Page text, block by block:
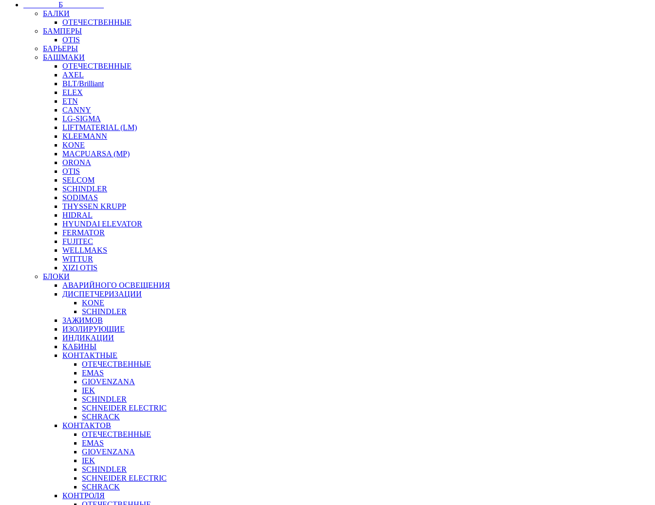
⠀⠀⠀⠀⠀⠀Б⠀⠀⠀⠀⠀⠀⠀
БАЛКИ
ОТЕЧЕСТВЕННЫЕ
БАМПЕРЫ
OTIS
БАРЬЕРЫ
БАШМАКИ
ОТЕЧЕСТВЕННЫЕ
AXEL
BLT/Brilliant
ELEX
ETN
CANNY
LG-SIGMA
LIFTMATERIAL (LM)
KLEEMANN
KONE
MACPUARSA (MP)
ORONA
OTIS
SELCOM
SCHINDLER
SODIMAS
THYSSEN KRUPP
HIDRAL
HYUNDAI ELEVATOR
FERMATOR
FUJITEC
WELLMAKS
WITTUR
XIZI OTIS
БЛОКИ
АВАРИЙНОГО ОСВЕЩЕНИЯ
ДИСПЕТЧЕРИЗАЦИИ
KONE
SCHINDLER
ЗАЖИМОВ
ИЗОЛИРУЮЩИЕ
ИНДИКАЦИИ
КАБИНЫ
КОНТАКТНЫЕ
ОТЕЧЕСТВЕННЫЕ
EMAS
GIOVENZANA
IEK
SCHINDLER
SCHNEIDER ELECTRIC
SCHRACK
КОНТАКТОВ
ОТЕЧЕСТВЕННЫЕ
EMAS
GIOVENZANA
IEK
SCHINDLER
SCHNEIDER ELECTRIC
SCHRACK
КОНТРОЛЯ